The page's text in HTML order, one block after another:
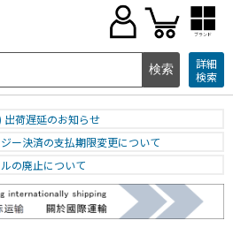
ブランド
詳細
検索
荷遅延のお知らせ
ー決済の支払期限変更について
の廃止について